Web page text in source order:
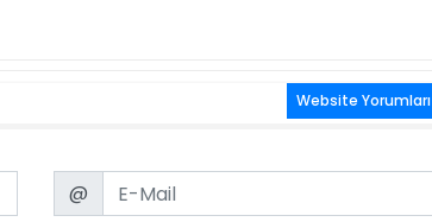
Website Yorumları
Email
@